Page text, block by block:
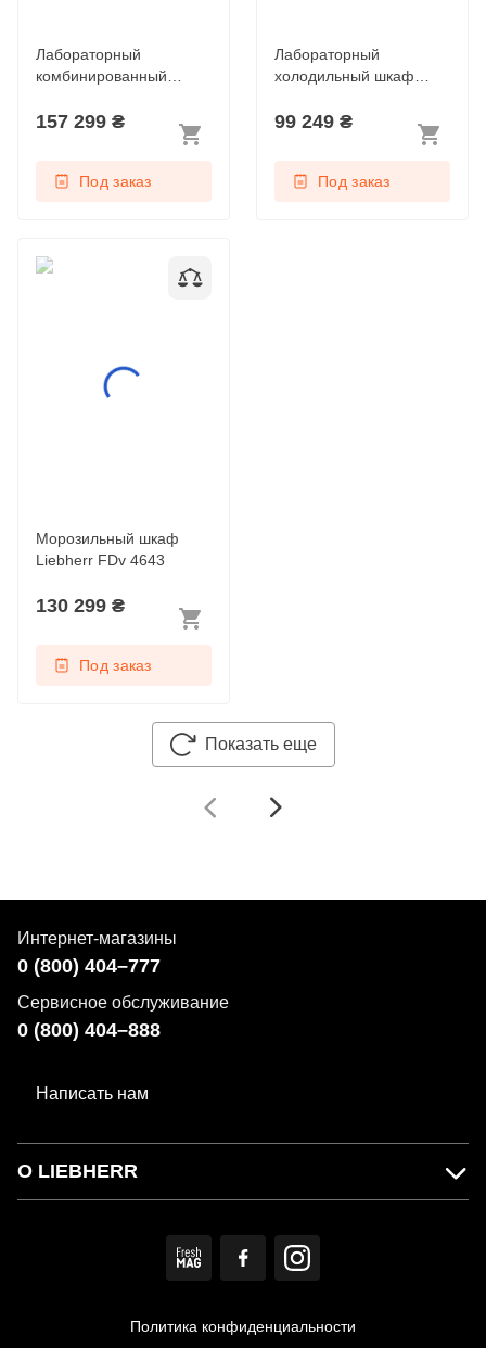
Лабораторный
комбинированный
Liebherr SCFvh 4002
157 299 ₴
Под заказ
Лабораторный
холодильный шкаф
99 249 ₴
Под заказ
Морозильный шкаф
Морозильный шкаф
Liebherr FDv 4643
130 299 ₴
Под заказ
Показать еще
Интернет-магазины
0 (800) 404–777
Сервисное обслуживание
0 (800) 404–888
Написать нам
О LIEBHERR
Политика конфиденциальности